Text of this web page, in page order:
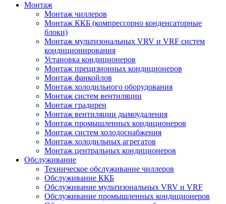
Монтаж
Монтаж чиллеров
Монтаж ККБ (компрессорно конденсаторные
блоки)
Монтаж мультизональных VRV и VRF систем
кондиционирования
Установка кондиционеров
Монтаж прецизионных кондиционеров
Монтаж фанкойлов
Монтаж холодильного оборудования
Монтаж систем вентиляции
Монтаж градирен
Монтаж вентиляции дымоудаления
Монтаж промышленных кондиционеров
Монтаж систем холодоснабжения
Монтаж холодильных агрегатов
Монтаж центральных кондиционеров
Обслуживание
Техническое обслуживание чиллеров
Обслуживание ККБ
Обслуживание мультизональных VRV и VRF
Обслуживание промышленных кондиционеров